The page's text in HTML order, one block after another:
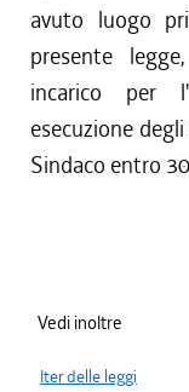
avuto luogo
presente
incarico per
esecuzione
Sindaco entro
Vedi inoltre
Iter delle leggi